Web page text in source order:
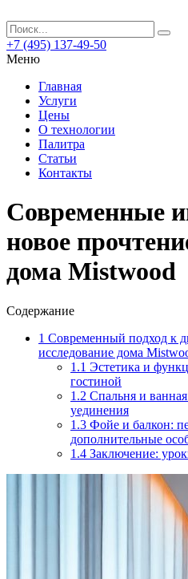
+7 (495) 137-49-50
Меню
Главная
Услуги
Цены
О технологии
Палитра
Статьи
Контакты
Современные
новое
дома Mistwood
Содержание
1 Современный подход к
исследование дома
1.1 Эстетика и
гостиной
1.2 Спальня и
уединения
1.3 Фойе и балкон:
дополнительные
1.4 Заключение: